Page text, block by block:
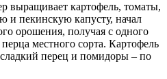
выращивает картофель, томаты,
и пекинскую капусту, начал
орошения, получая с одного
местного сорта. Картофель
перец и помидоры – по